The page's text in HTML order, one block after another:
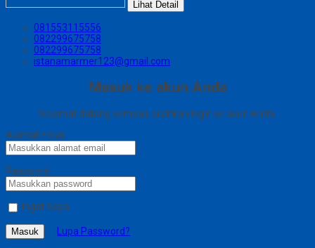
Lihat Detail
081553115556
082299675758
082299675758
istanamarmer123@gmail.com
Masuk ke akun Anda
Selamat datang kembali, silahkan login ke akun Anda.
Alamat Email
Password
Ingat Saya
Masuk Lupa Password?